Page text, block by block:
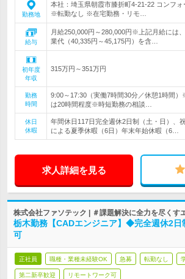
勤務地
本社：埼玉県朝霞市膝折町4-21-22 コンフ
※転勤なし ※在宅勤務・リモ…
給与
月給250,000円～280,000円※上記月給には
業代（40,335円～45,175円）を含…
初年度
年収
315万円～351万円
勤務
時間
9:00～17:30（実働7時間30分／休憩1時間
は20時間程度※時短勤務の相談…
休日
休暇
年間休日117日完全週休2日制（土・日）、
による夏季休暇（6日）年末年始休暇（6…
求人詳細を見る
株式会社ファソテック | ＃課題解決に全力を尽くす
栃木勤務【CADエンジニア】◆完全週休2
可
正社員 職種・業種未経験OK 急募 転勤なし
第二新卒歓迎 リモートワーク可